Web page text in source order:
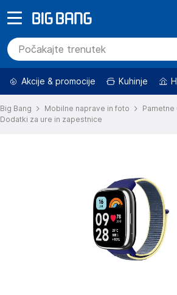
Akcije & promocije Kuhinje
Big Bang Mobilne naprave in foto
Dodatki za ure in zapestnice